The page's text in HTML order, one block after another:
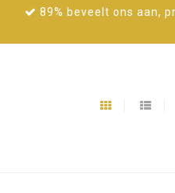
89% beveelt ons aan,